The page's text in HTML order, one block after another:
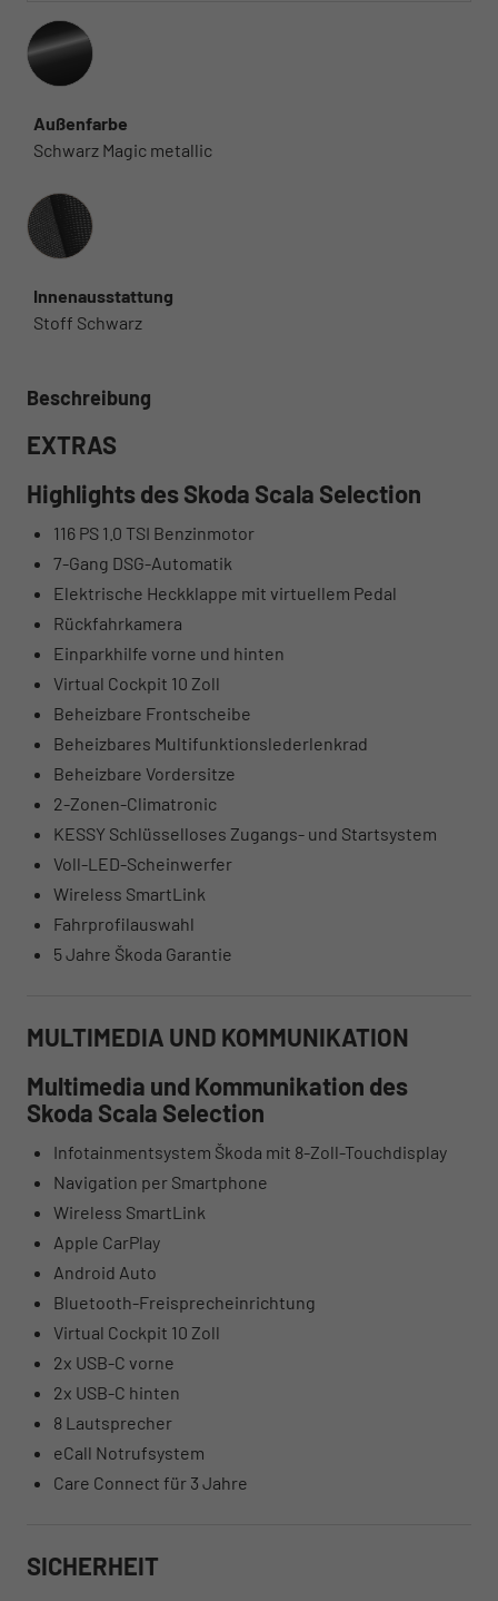
Außenfarbe
Schwarz Magic metallic
Innenausstattung
Innenausstattung
Stoff Schwarz
Beschreibung
EXTRAS
Highlights des Skoda Scala Selection
116 PS 1.0 TSI Benzinmotor
7-Gang DSG-Automatik
Elektrische Heckklappe mit virtuellem Pedal
Rückfahrkamera
Einparkhilfe vorne und hinten
Virtual Cockpit 10 Zoll
Beheizbare Frontscheibe
Beheizbares Multifunktionslederlenkrad
Beheizbare Vordersitze
2-Zonen-Climatronic
KESSY Schlüsselloses Zugangs- und Startsystem
Voll-LED-Scheinwerfer
Wireless SmartLink
Fahrprofilauswahl
5 Jahre Škoda Garantie
MULTIMEDIA UND KOMMUNIKATION
Multimedia und Kommunikation des
Skoda Scala Selection
Infotainmentsystem Škoda mit 8-Zoll-Touchdisplay
Navigation per Smartphone
Wireless SmartLink
Apple CarPlay
Android Auto
Bluetooth-Freisprecheinrichtung
Virtual Cockpit 10 Zoll
2x USB-C vorne
2x USB-C hinten
8 Lautsprecher
eCall Notrufsystem
Care Connect für 3 Jahre
SICHERHEIT